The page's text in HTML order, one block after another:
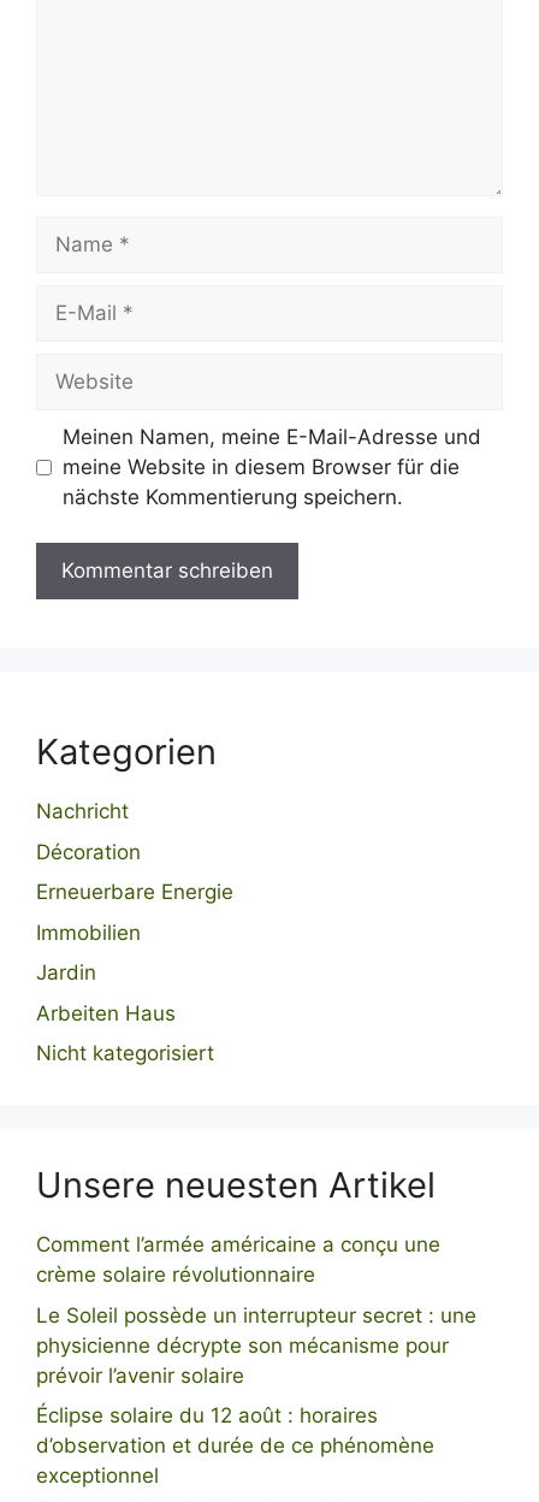
Mail
Meinen Namen, meine E-Mail-Adresse und
meine Website in diesem Browser für die
nächste Kommentierung speichern.
Kategorien
Nachricht
Décoration
Erneuerbare Energie
Immobilien
Jardin
Arbeiten Haus
Nicht kategorisiert
Unsere neuesten Artikel
Comment l’armée américaine a conçu une
crème solaire révolutionnaire
Le Soleil possède un interrupteur secret : une
physicienne décrypte son mécanisme pour
prévoir l’avenir solaire
Éclipse solaire du 12 août : horaires
d’observation et durée de ce phénomène
exceptionnel